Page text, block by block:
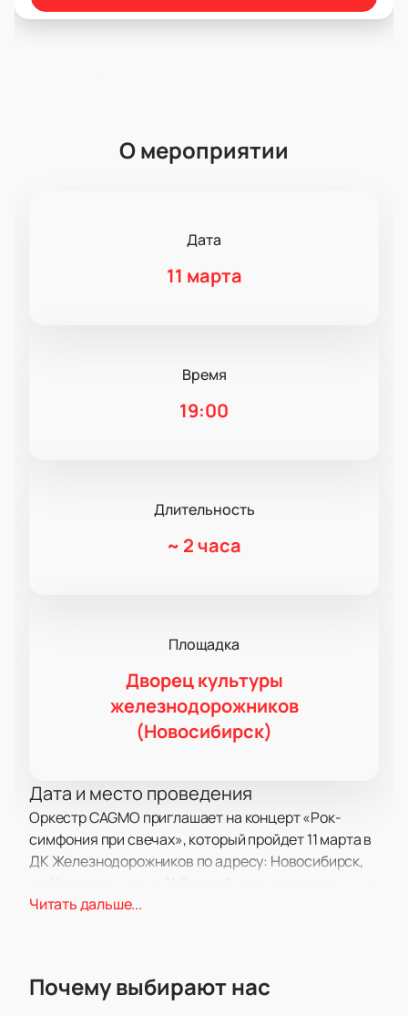
О мероприятии
Дата
11 марта
Время
19:00
Длительность
~ 2 часа
Площадка
Дворец культуры
железнодорожников
(Новосибирск)
Дата и место проведения
Оркестр CAGMO приглашает на концерт «Рок-
симфония при свечах», который пройдет 11 марта в
ДК Железнодорожников по адресу: Новосибирск,
самых запоминающихся моментов года для всех
Коллектив CAGMO создал особую программу, где
Читать дальше...
Почему выбирают нас